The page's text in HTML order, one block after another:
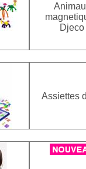
Djeco
Assiettes